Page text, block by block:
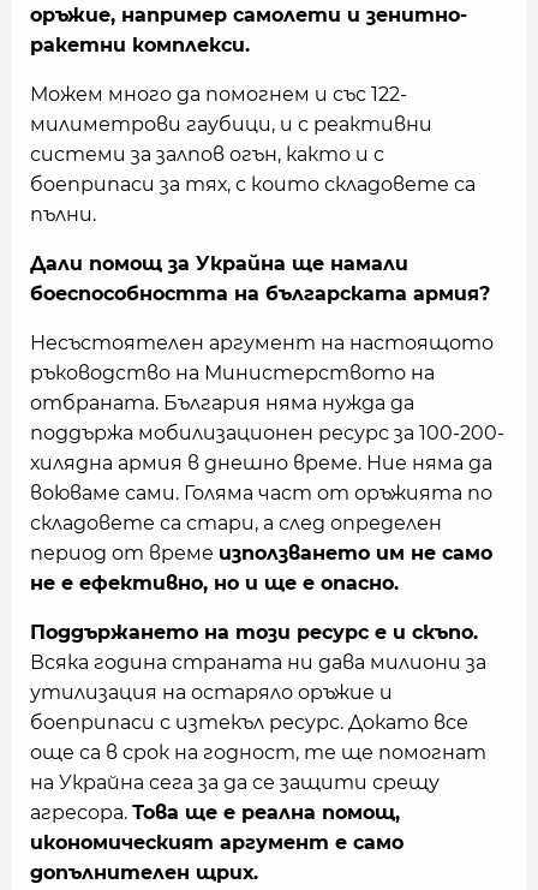
оръжие, например самолети и зенитно-
ракетни комплекси.
Можем много да помогнем и със 122-
милиметрови гаубици, и с реактивни
системи за залпов огън, както и с
боеприпаси за тях, с които складовете са
пълни.
Дали помощ за Украйна ще намали
боеспособността на българската армия?
Несъстоятелен аргумент на настоящото
ръководство на Министерството на
отбраната. България няма нужда да
поддържа мобилизационен ресурс за 100-200-
хилядна армия в днешно време. Ние няма да
воюваме сами. Голяма част от оръжията по
складовете са стари, а след определен
период от време използването им не само
не е ефективно, но и ще е опасно.
Поддържането на този ресурс е и скъпо.
Всяка година страната ни дава милиони за
утилизация на остаряло оръжие и
боеприпаси с изтекъл ресурс. Докато все
още са в срок на годност, те ще помогнат
на Украйна сега за да се защити срещу
агресора. Това ще е реална помощ,
икономическият аргумент е само
допълнителен щрих.